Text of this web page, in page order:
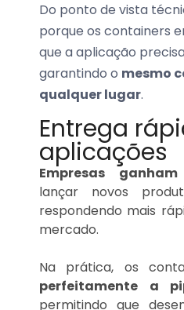
Do ponto de vista
porque os containers
que a aplicação
garantindo o mesmo
qualquer lugar.
Entrega
aplicações
Empresas
lançar novos
respondendo mais
mercado.
Na prática, os
perfeitamente a
permitindo que